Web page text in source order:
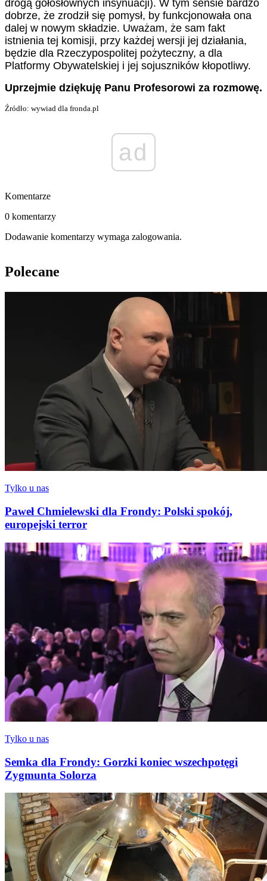
drogą gołosłownych insynuacji). W tym sensie bardzo
dobrze, że zrodził się pomysł, by funkcjonowała ona
dalej w nowym składzie. Uważam, że sam fakt
istnienia tej komisji, przy każdej wersji jej działania,
będzie dla Rzeczypospolitej pożyteczny, a dla
Platformy Obywatelskiej i jej sojuszników kłopotliwy.
Uprzejmie dziękuję Panu Profesorowi za rozmowę.
Źródło: wywiad dla fronda.pl
ad
Komentarze
0 komentarzy
Dodawanie komentarzy wymaga zalogowania.
Polecane
Tylko u nas
Paweł Chmielewski dla Frondy: Polski spokój,
europejski terror
Tylko u nas
Semka dla Frondy: Gorzki koniec wszechpotęgi
Zygmunta Solorza